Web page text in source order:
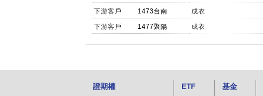
下游客戶 1473台南 成衣
下游客戶 1477聚陽 成衣
證期權 ETF 基金